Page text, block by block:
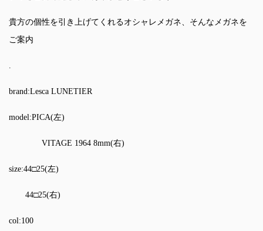
貴方の個性を引き上げてくれるオシャレメガネ、そんなメガネを
ご案内
.
brand:Lesca LUNETIER
model:PICA(左)
VITAGE 1964 8mm(右)
size:44□25(左)
44□25(右)
col:100